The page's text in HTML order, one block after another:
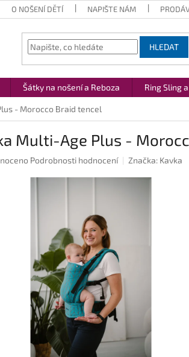
O NOŠENÍ DĚTÍ NAPIŠTE NÁM
HLEDAT
Šátky na nošení a Reboza Ring Sling
- Morocco Braid tencel
Multi-Age Plus -
Podrobnosti hodnocení Značka: Kavka